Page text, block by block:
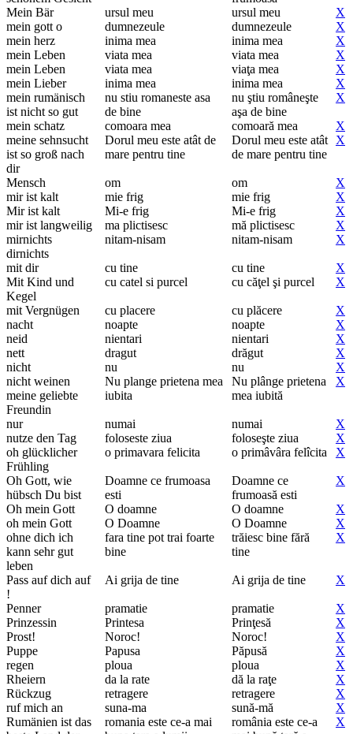
Mein Bär ursul meu ursul meu
X
mein gott o
dumnezeule dumnezeule
X
mein herz
inima mea inima mea
X
mein Leben
viata mea viata mea
X
mein Leben
viata mea viaţa mea
X
mein Lieber
inima mea inima mea
X
mein rumänisch
ist nicht so gut
nu stiu romaneste asa
de bine
nu ştiu româneşte
aşa de bine
X
mein schatz comoara mea comoară mea
X
meine sehnsucht
ist so groß nach
dir
Dorul meu este atât de
mare pentru tine
Dorul meu este atât
de mare pentru tine
X
Mensch om om
X
mir ist kalt
mie frig mie frig
X
Mir ist kalt
Mi-e frig Mi-e frig
X
mir ist langweilig
ma plictisesc mă plictisesc
X
mirnichts
dirnichts
nitam-nisam nitam-nisam X
mit dir cu tine cu tine
X
Mit Kind und
Kegel
cu catel si purcel cu căţel şi purcel X
mit Vergnügen cu placere cu plăcere
X
nacht
noapte noapte
X
neid
nientari nientari
X
nett
dragut drăgut
X
nicht
nu nu
X
nicht weinen
meine geliebte
Freundin
Nu plange prietena mea
iubita
Nu plânge prietena
mea iubită
X
nur numai numai
X
nutze den Tag
foloseste ziua foloseşte ziua
X
oh glücklicher
Frühling
o primavara felicita o primâvâra felîcita X
Oh Gott, wie
hübsch Du bist
Doamne ce frumoasa
esti
Doamne ce
frumoasă esti
X
Oh mein Gott O doamne O doamne
X
oh mein Gott
O Doamne O Doamne
X
ohne dich ich
kann sehr gut
leben
fara tine pot trai foarte
bine
trăiesc bine fără
tine
X
Pass auf dich auf
!
Ai grija de tine Ai grija de tine X
Penner pramatie pramatie
X
Prinzessin
Printesa Prinţesă
X
Prost!
Noroc! Noroc!
X
Puppe
Papusa Păpusă
X
regen
ploua ploua
X
Rheiern
da la rate dă la raţe
X
Rückzug
retragere retragere
X
ruf mich an
suna-ma sună-mă
X
Rumänien ist das
romania este ce-a mai
românia este ce-a
X